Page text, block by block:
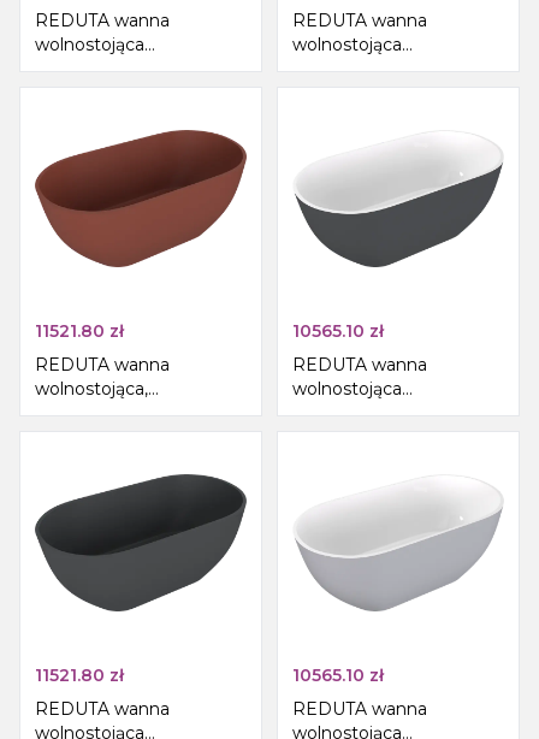
REDUTA wanna
wolnostojąca
171x81x58cm, kompozyt,
beż mat
REDUTA wanna
wolnostojąca
171x81x58cm, kompozyt,
biały/brązowy mat
11521.80 zł
REDUTA wanna
wolnostojąca,
171x81x58cm, kompozyt,
brązowy mat
10565.10 zł
REDUTA wanna
wolnostojąca
171x81x58cm, kompozyt,
biały/antracyt mat
11521.80 zł
REDUTA wanna
wolnostojąca
10565.10 zł
REDUTA wanna
wolnostojąca